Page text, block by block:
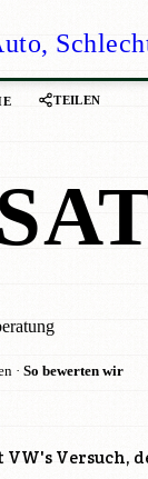
TEILEN
· So bewerten wir
VW's Versuch,